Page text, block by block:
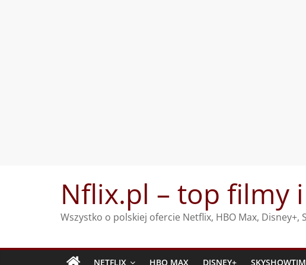
Nflix.pl – top filmy
Wszystko o polskiej ofercie Netflix, HBO Max, Disney+,
NETFLIX HBO MAX DISNEY+